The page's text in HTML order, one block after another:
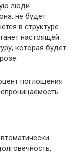
люди
не будет
в структуре.
настоящей
которая будет
поглощения